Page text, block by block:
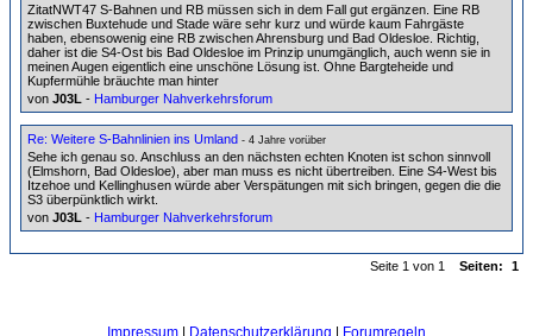
ZitatNWT47 S-Bahnen und RB müssen sich in dem Fall gut ergänzen. Eine RB
zwischen Buxtehude und Stade wäre sehr kurz und würde kaum Fahrgäste
haben, ebensowenig eine RB zwischen Ahrensburg und Bad Oldesloe. Richtig,
daher ist die S4-Ost bis Bad Oldesloe im Prinzip unumgänglich, auch wenn sie in
meinen Augen eigentlich eine unschöne Lösung ist. Ohne Bargteheide und
Kupfermühle bräuchte man hinter
von J03L - Hamburger Nahverkehrsforum
Re: Weitere S-Bahnlinien ins Umland - 4 Jahre vorüber
Sehe ich genau so. Anschluss an den nächsten echten Knoten ist schon sinnvoll
(Elmshorn, Bad Oldesloe), aber man muss es nicht übertreiben. Eine S4-West bis
Itzehoe und Kellinghusen würde aber Verspätungen mit sich bringen, gegen die die
S3 überpünktlich wirkt.
von J03L - Hamburger Nahverkehrsforum
Seite 1 von 1 Seiten: 1
Impressum Datenschutzerklärung Forumregeln